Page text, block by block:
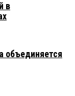
в
объединяется